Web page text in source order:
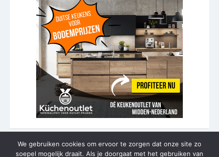
We gebruiken cookies om ervoor te zorgen dat onze site zo
soepel mogelijk draait. Als je doorgaat met het gebruiken van